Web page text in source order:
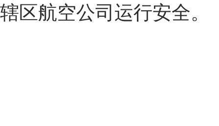
辖区航空公司运行安全。